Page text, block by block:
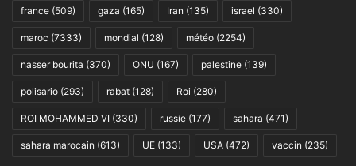
france (509) gaza (165) Iran (135) israel (330)
maroc (7333) mondial (128) météo (2254)
nasser bourita (370) ONU (167) palestine (139)
polisario (293) rabat (128) Roi (280)
ROI MOHAMMED VI (330) russie (177) sahara (471)
sahara marocain (613) UE (133) USA (472) vaccin (235)